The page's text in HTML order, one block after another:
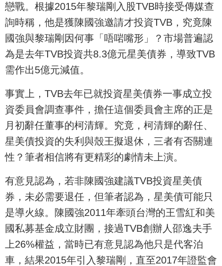
戀戰。根據2015年黎瑞剛入股TVB時接受傳媒查
詢時稱，他是獲陳國強邀請才投資TVB，究竟陳
國強與黎瑞剛因何事「唔啱嘴形」？市場普遍認
為是去年TVB投資共8.3億元星美債券，導致TVB
需作出5億元減值。
事實上，TVB去年已就投資星美債券一事成立投
資委員會調查事件，擔任這個委員會主席的正是
月初辭任董事的柯清輝。究竟，柯清輝的辭任、
星美債投資的失利與殼王擬退休，三者有否關連
性？筆者相信將有更精彩的劇情未上演。
有意見認為，若非陳國強建議TVB投資星美債
券，未必需要退任，但筆者認為，星美債可能只
是導火線。陳國強2011年牽頭台灣的王雪紅和美
國私募基金成立財團，接過TVB創辦人邵逸夫手
上26%權益，當時已有意見認為他只是代客泊
車，結果2015年引入黎瑞剛，直至2017年證監會